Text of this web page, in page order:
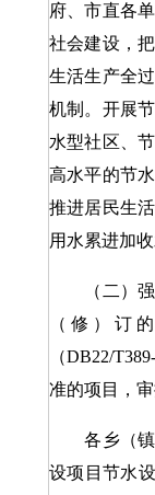
府、市直各
社会建设，
生活生产全
机制。开展
水型社区、
高水平的节
推进居民生
用水累进加
（二）强
（修）订
（DB22/
准的项目，
各乡（镇
设项目节水